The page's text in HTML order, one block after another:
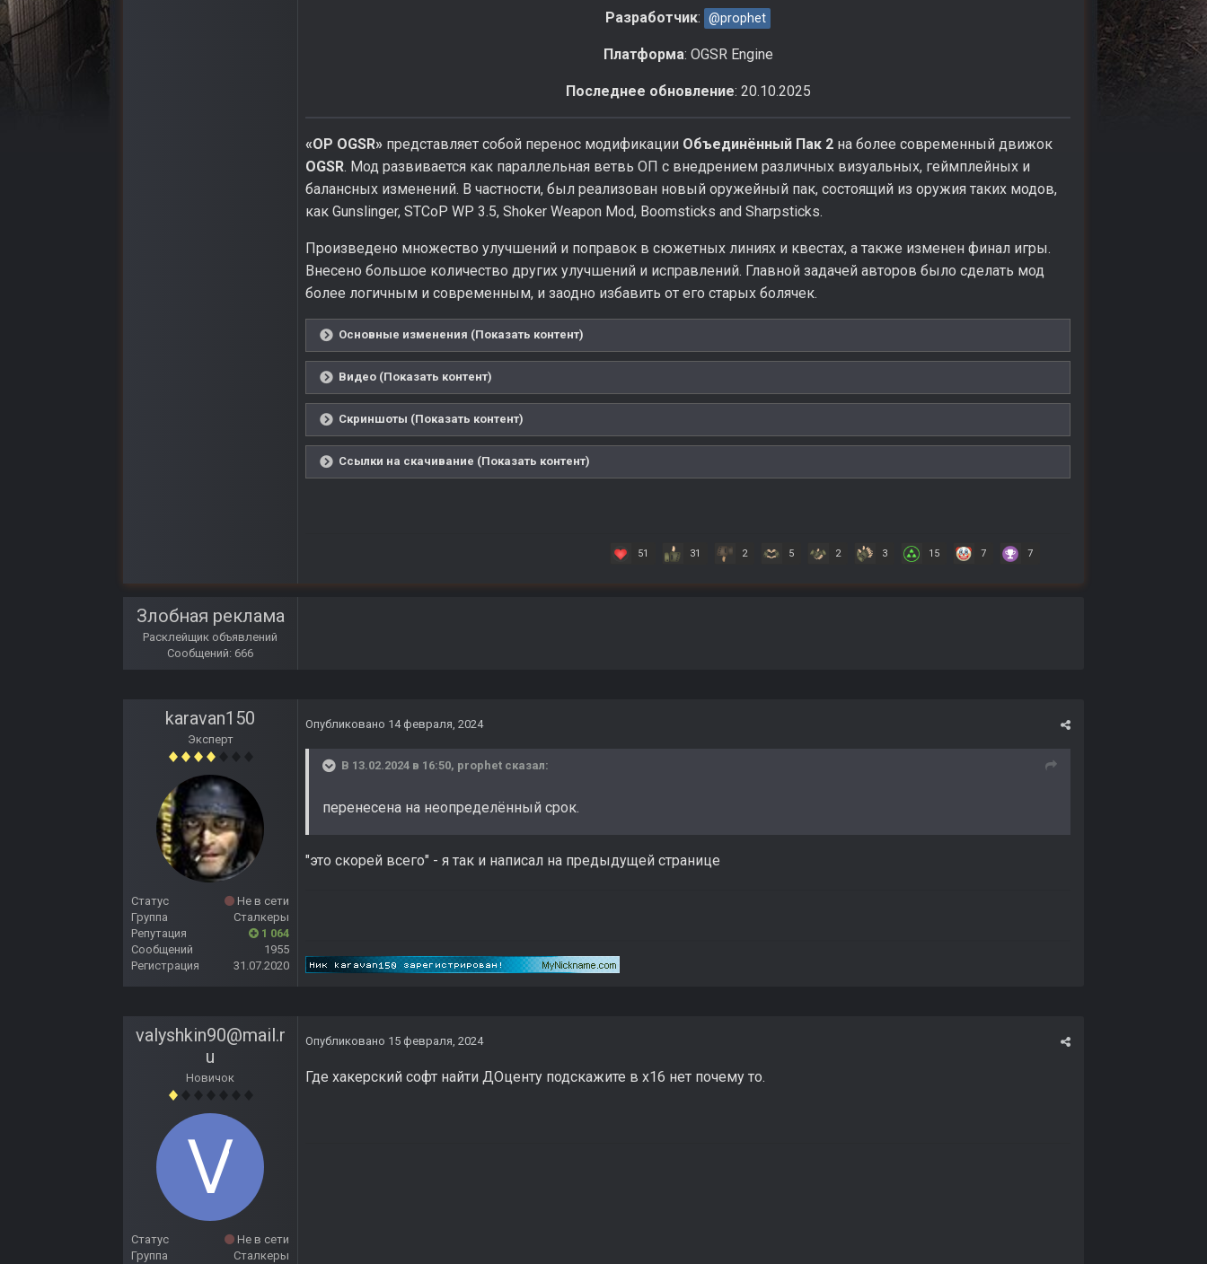
Разработчик: @prophet
Платформа: OGSR Engine
Последнее обновление: 20.10.2025
«OP OGSR» представляет собой перенос модификации Объединённый Пак 2 на более современный движок
OGSR. Мод развивается как параллельная ветвь ОП с внедрением различных визуальных, геймплейных и
балансных изменений. В частности, был реализован новый оружейный пак, состоящий из оружия таких модов,
как Gunslinger, STCoP WP 3.5, Shoker Weapon Mod, Boomsticks and Sharpsticks.
Произведено множество улучшений и поправок в сюжетных линиях и квестах, а также изменен финал игры.
Внесено большое количество других улучшений и исправлений. Главной задачей авторов было сделать мод
более логичным и современным, и заодно избавить от его старых болячек.
Основные изменения (Показать контент)
Видео (Показать контент)
Скриншоты (Показать контент)
Ссылки на скачивание (Показать контент)
51 31 2 5 2 3 15 7 7
Злобная реклама
Расклейщик объявлений
Сообщений: 666
karavan150
Эксперт
Статус
Не в сети
Группа
Сталкеры
Репутация
1 064
Сообщений
1955
Регистрация
31.07.2020
Опубликовано 14 февраля, 2024
В 13.02.2024 в 16:50, prophet сказал:
перенесена на неопределённый срок.
"это скорей всего" - я так и написал на предыдущей странице
valyshkin90@mail.r
u
Новичок
Статус
Не в сети
Группа
Сталкеры
Опубликовано 15 февраля, 2024
Где хакерский софт найти ДОценту подскажите в х16 нет почему то.